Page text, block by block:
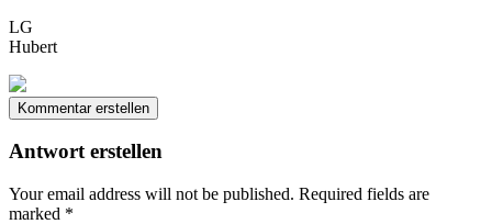
LG
Hubert
Kommentar erstellen
Antwort erstellen
Your email address will not be published. Required fields are
marked *